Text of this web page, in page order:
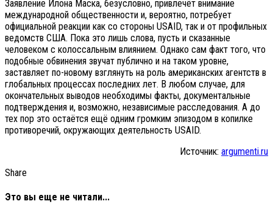
Заявление Илона Маска, безусловно, привлечёт внимание
международной общественности и, вероятно, потребует
официальной реакции как со стороны USAID, так и от профильных
ведомств США. Пока это лишь слова, пусть и сказанные
человеком с колоссальным влиянием. Однако сам факт того, что
подобные обвинения звучат публично и на таком уровне,
заставляет по-новому взглянуть на роль американских агентств в
глобальных процессах последних лет. В любом случае, для
окончательных выводов необходимы факты, документальные
подтверждения и, возможно, независимые расследования. А до
тех пор это остаётся ещё одним громким эпизодом в копилке
противоречий, окружающих деятельность USAID.
Источник: argumenti.ru
Share
Это вы еще не читали...